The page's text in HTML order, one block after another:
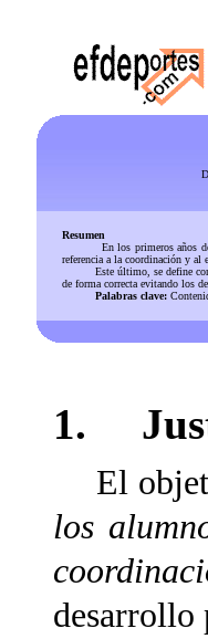
Resumen
En los primeros años de la
referencia a la coordinación y al
Este último, se define como la
de forma correcta evitando los
Palabras clave:
1.
El
los
desarrollo